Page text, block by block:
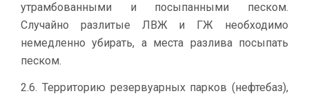
утрамбованными и посыпанными песком.
Случайно разлитые ЛВЖ и ГЖ необходимо
немедленно убирать, а места разлива посыпать
песком.
2.6. Территорию резервуарных парков (нефтебаз),